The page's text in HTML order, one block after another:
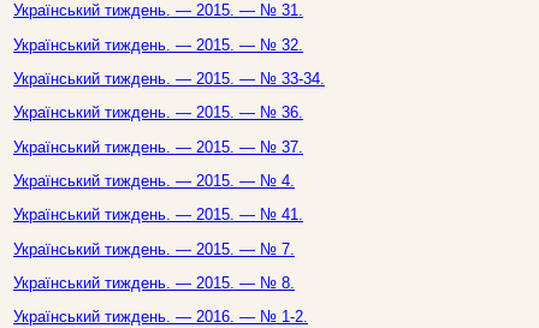
Український тиждень. — 2015. — № 31.
Український тиждень. — 2015. — № 32.
Український тиждень. — 2015. — № 33-34.
Український тиждень. — 2015. — № 36.
Український тиждень. — 2015. — № 37.
Український тиждень. — 2015. — № 4.
Український тиждень. — 2015. — № 41.
Український тиждень. — 2015. — № 7.
Український тиждень. — 2015. — № 8.
Український тиждень. — 2016. — № 1-2.